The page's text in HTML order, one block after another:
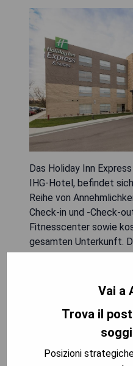
Das Holiday Inn
IHG-Hotel, befindet
Reihe von
Check-in und -Check-
Fitnesscenter sowie
gesamten Unterkunft.
verfügt über eine 24-
gehören ein Grillplatz
Sitzbereich, einem
sowie einem Safe
Pflegeprodukte und
Vai a
Trova il
Posizioni